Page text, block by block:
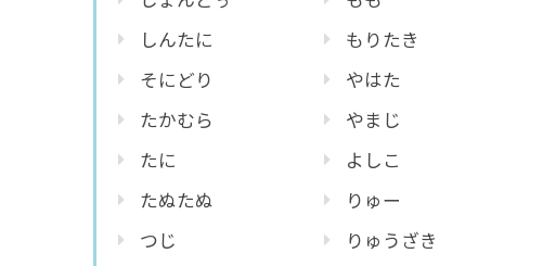
しんたに
そにどり
たかむら
たに
たぬたぬ
つじ
もりたき
やはた
やまじ
よしこ
りゅー
りゅうざき